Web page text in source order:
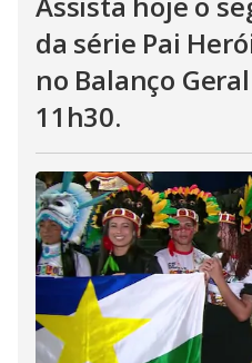
da série Pai
no Balanço
11h30.